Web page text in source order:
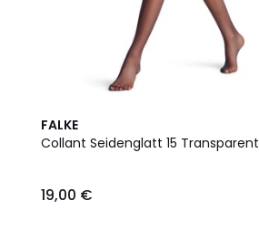
FALKE
Collant Seidenglatt 15 Transparent
19,00 €
12
Couleurs